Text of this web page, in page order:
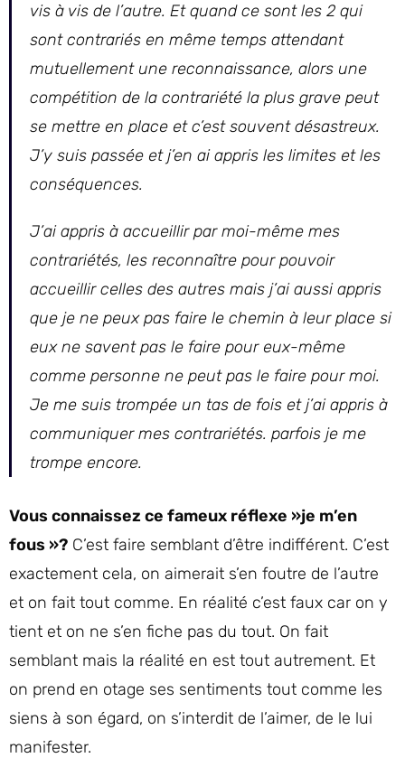
vis à vis de l’autre. Et quand ce sont les 2 qui
sont contrariés en même temps attendant
mutuellement une reconnaissance, alors une
compétition de la contrariété la plus grave peut
se mettre en place et c’est souvent désastreux.
J’y suis passée et j’en ai appris les limites et les
conséquences.
J’ai appris à accueillir par moi-même mes
contrariétés, les reconnaître pour pouvoir
accueillir celles des autres mais j’ai aussi appris
que je ne peux pas faire le chemin à leur place si
eux ne savent pas le faire pour eux-même
comme personne ne peut pas le faire pour moi.
Je me suis trompée un tas de fois et j’ai appris à
communiquer mes contrariétés. parfois je me
trompe encore.
Vous connaissez ce fameux réflexe »je m’en
fous »? C’est faire semblant d’être indifférent. C’est
exactement cela, on aimerait s’en foutre de l’autre
et on fait tout comme. En réalité c’est faux car on y
tient et on ne s’en fiche pas du tout. On fait
semblant mais la réalité en est tout autrement. Et
on prend en otage ses sentiments tout comme les
siens à son égard, on s’interdit de l’aimer, de le lui
manifester.